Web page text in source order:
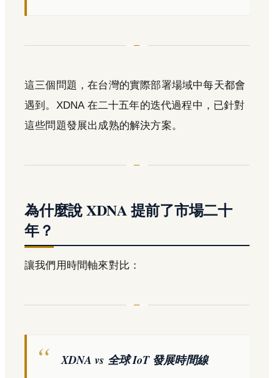
這三個問題，在台灣的實際部署場域中每天都會
遇到。XDNA 在二十五年的迭代過程中，已針對
這些問題發展出成熟的解決方案。
為什麼說 XDNA 提前了市場二十
年？
讓我們用時間軸來對比：
XDNA vs 全球 IoT 發展時間線